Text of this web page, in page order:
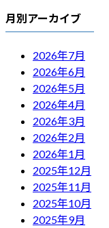
月別アーカイブ
2026年7月
2026年6月
2026年5月
2026年4月
2026年3月
2026年2月
2026年1月
2025年12月
2025年11月
2025年10月
2025年9月